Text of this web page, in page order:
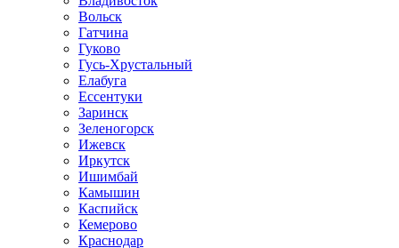
Вольск
Гатчина
Гуково
Гусь-Хрустальный
Елабуга
Ессентуки
Заринск
Зеленогорск
Ижевск
Иркутск
Ишимбай
Камышин
Каспийск
Кемерово
Краснодар